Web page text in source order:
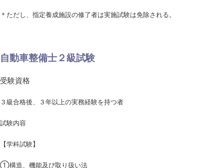
＊ただし、指定養成施設の修了者は実施試験は免除される。
自動車整備士２級試験
受験資格
３級合格後、３年以上の実務経験を持つ者
試験内容
【学科試験】
①構造、機能及び取り扱い法